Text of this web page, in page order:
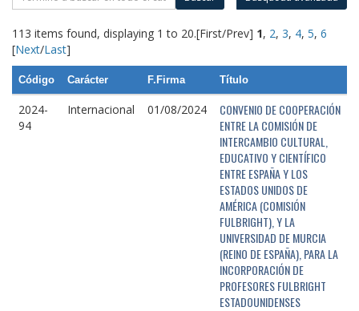
113 items found, displaying 1 to 20.[First/Prev] 1, 2, 3, 4, 5, 6
[Next/Last]
Código Carácter F.Firma Título
2024-
94
Internacional 01/08/2024
CONVENIO DE COOPERACIÓN
ENTRE LA COMISIÓN DE
INTERCAMBIO CULTURAL,
EDUCATIVO Y CIENTÍFICO
ENTRE ESPAÑA Y LOS
ESTADOS UNIDOS DE
AMÉRICA (COMISIÓN
FULBRIGHT), Y LA
UNIVERSIDAD DE MURCIA
(REINO DE ESPAÑA), PARA LA
INCORPORACIÓN DE
PROFESORES FULBRIGHT
ESTADOUNIDENSES